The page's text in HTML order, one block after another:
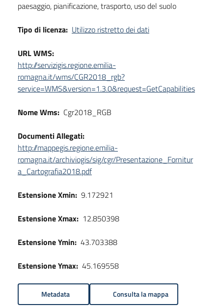
paesaggio, pianificazione, trasporto, uso del suolo
Tipo di licenza: Utilizzo ristretto dei dati
URL WMS:
http://servizigis.regione.emilia-
romagna.it/wms/CGR2018_rgb?
service=WMS&version=1.3.0&request=GetCapabilities
Nome Wms: Cgr2018_RGB
Documenti Allegati:
http://mappegis.regione.emilia-
romagna.it/archiviogis/sig/cgr/Presentazione_Fornitur
a_Cartografia2018.pdf
Estensione Xmin: 9.172921
Estensione Xmax: 12.850398
Estensione Ymin: 43.703388
Estensione Ymax: 45.169558
Metadata Consulta la mappa